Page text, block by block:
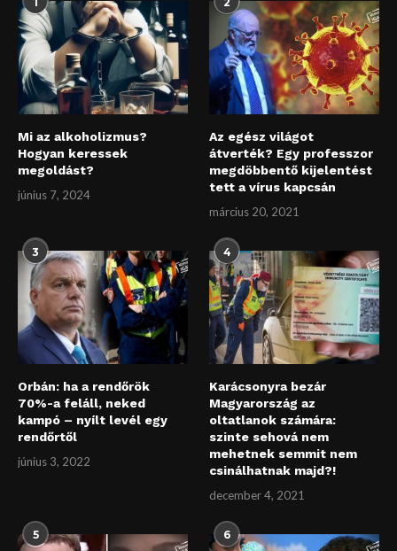
Mi az alkoholizmus?
Hogyan keressek
megoldást?
június 7, 2024
Az egész világot
átverték? Egy professzor
megdöbbentő kijelentést
tett a vírus kapcsán
március 20, 2021
3
Orbán: ha a rendőrök
70%-a feláll, neked
kampó – nyílt levél egy
rendőrtől
június 3, 2022
4
Karácsonyra bezár
Magyarország az
oltatlanok számára:
szinte sehová nem
mehetnek semmit nem
csinálhatnak majd?!
december 4, 2021
5 6